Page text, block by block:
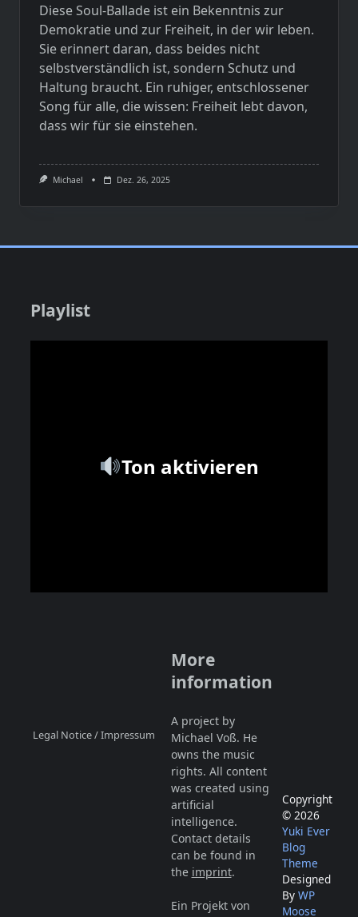
Diese Soul-Ballade ist ein Bekenntnis zur
Demokratie und zur Freiheit, in der wir leben.
Sie erinnert daran, dass beides nicht
selbstverständlich ist, sondern Schutz und
Haltung braucht. Ein ruhiger, entschlossener
Song für alle, die wissen: Freiheit lebt davon,
dass wir für sie einstehen.
Michael Dez. 26, 2025
Playlist
Ton aktivieren
Legal Notice / Impressum
More
information
A project by
Michael Voß. He
owns the music
rights. All content
was created using
artificial
intelligence.
Contact details
can be found in
the imprint.
Ein Projekt von
Copyright
© 2026
Yuki Ever
Blog
Theme
Designed
By WP
Moose